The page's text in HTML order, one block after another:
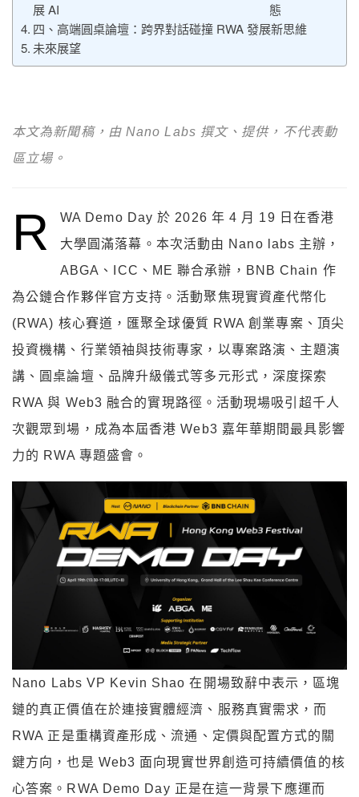
展 AI
態
四、高端圓桌論壇：跨界對話碰撞 RWA 發展新思維
未來展望
本文為新聞稿，由 Nano Labs 撰文、提供，不代表動
區立場。
R
WA Demo Day 於 2026 年 4 月 19 日在香港
大學圓滿落幕。本次活動由 Nano labs 主辦，
ABGA、ICC、ME 聯合承辦，BNB Chain 作
為公鏈合作夥伴官方支持。活動聚焦現實資產代幣化
(RWA) 核心賽道，匯聚全球優質 RWA 創業專案、頂尖
投資機構、行業領袖與技術專家，以專案路演、主題演
講、圓桌論壇、品牌升級儀式等多元形式，深度探索
RWA 與 Web3 融合的實現路徑。活動現場吸引超千人
次觀眾到場，成為本屆香港 Web3 嘉年華期間最具影響
力的 RWA 專題盛會。
Nano Labs VP Kevin Shao 在開場致辭中表示，區塊
鏈的真正價值在於連接實體經濟、服務真實需求，而
RWA 正是重構資產形成、流通、定價與配置方式的關
鍵方向，也是 Web3 面向現實世界創造可持續價值的核
心答案。RWA Demo Day 正是在這一背景下應運而